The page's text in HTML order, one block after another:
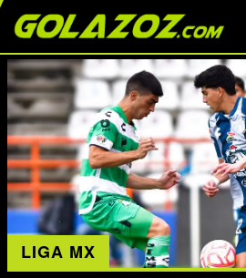
LIGA MX